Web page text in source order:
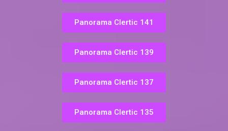
Panorama Clertic 141
Panorama Clertic 139
Panorama Clertic 137
Panorama Clertic 135